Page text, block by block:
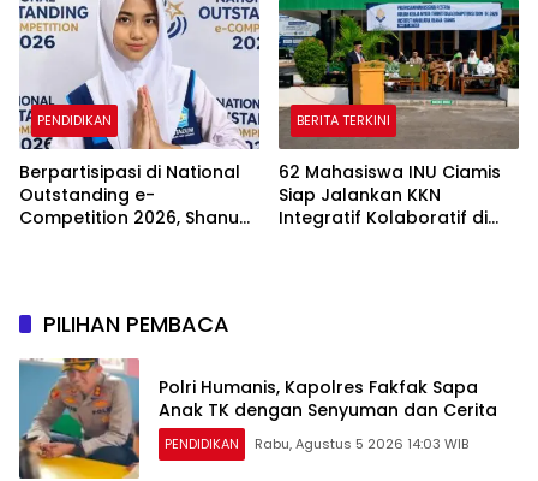
Edukasi Perlindungan Anak
dan Penguatan Posyandu
PENDIDIKAN
Berpartisipasi di National
Outstanding e-
Competition 2026, Shanum
BERITA TERKINI
62 Mahasiswa INU Ciamis
Siap Jalankan KKN
Integratif Kolaboratif di
PILIHAN PEMBACA
Polri Humanis, Kapolres Fakfak Sapa
Anak TK dengan Senyuman dan Cerita
PENDIDIKAN Rabu, Agustus 5 2026 14:03 WIB